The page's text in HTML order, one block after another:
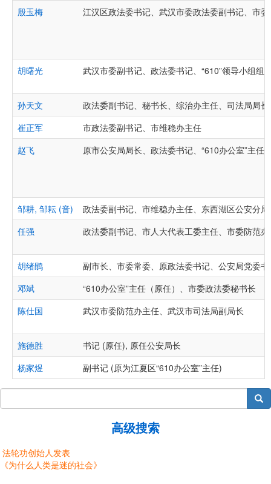
殷玉梅
江汉区政法委书记、武汉市委政法委副书记、市
胡曙光 武汉市委副书记、政法委书记、“610”领导小组组
孙天文
政法委副书记、秘书长、综治办主任、司法局局长
崔正军
市政法委副书记、市维稳办主任
赵飞
原市公安局局长、政法委书记、“610办公室”主任
邹耕, 邹耘 (音)
政法委副书记、市维稳办主任、东西湖区公安分
任强
政法委副书记、市人大代表工委主任、市委防范
胡绪鹍
副市长、市委常委、原政法委书记、公安局党委
邓斌
“610办公室”主任（原任）、市委政法委秘书长
陈仕国
武汉市委防范办主任、武汉市司法局副局长
施德胜
书记 (原任), 原任公安局长
杨家煜
副书记 (原为江夏区“610办公室”主任)
搜索
高级搜索
法轮功创始人发表
《为什么人类是迷的社会》